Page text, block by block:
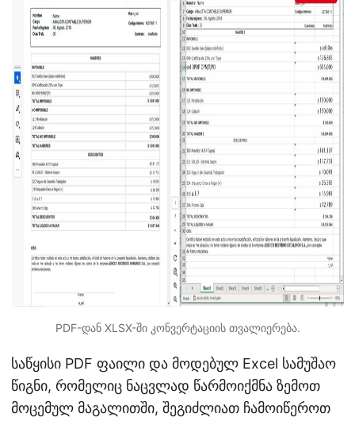
PDF-დან XLSX-ში კონვერტაციის თვალიერება.
საწყისი PDF ფაილი და მოდებულ Excel სამუშაო
წიგნი, რომელიც ნაცვლად წარმოიქმნა ზემოთ
მოცემულ მაგალითში, შეგიძლიათ ჩამოიწეროთ